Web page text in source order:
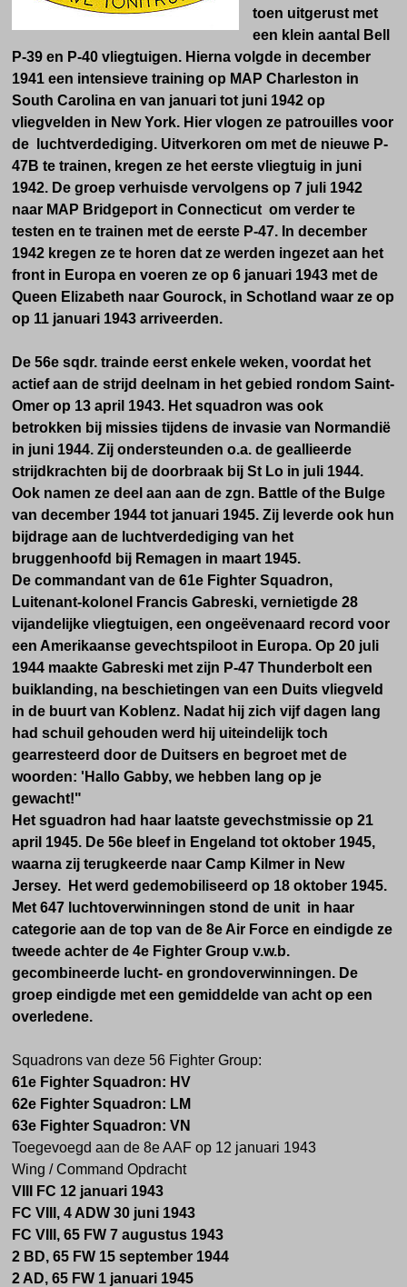
toen uitgerust met
een klein aantal Bell
P-39 en P-40 vliegtuigen. Hierna volgde in december
1941 een intensieve training op MAP Charleston in
South Carolina en van januari tot juni 1942 op
vliegvelden in New York. Hier vlogen ze patrouilles voor
de luchtverdediging. Uitverkoren om met de nieuwe P-
47B te trainen, kregen ze het eerste vliegtuig in juni
1942. De groep verhuisde vervolgens op 7 juli 1942
naar MAP Bridgeport in Connecticut om verder te
testen en te trainen met de eerste P-47. In december
1942 kregen ze te horen dat ze werden ingezet aan het
front in Europa en voeren ze op 6 januari 1943 met de
Queen Elizabeth naar Gourock, in Schotland waar ze op
op 11 januari 1943 arriveerden.
De 56e sqdr. trainde eerst enkele weken, voordat het
actief aan de strijd deelnam in het gebied rondom Saint-
Omer op 13 april 1943. Het squadron was ook
betrokken bij missies tijdens de invasie van Normandië
in juni 1944. Zij ondersteunden o.a. de geallieerde
strijdkrachten bij de doorbraak bij St Lo in juli 1944.
Ook namen ze deel aan aan de zgn. Battle of the Bulge
van december 1944 tot januari 1945. Zij leverde ook hun
bijdrage aan de luchtverdediging van het
bruggenhoofd bij Remagen in maart 1945.
De commandant van de 61e Fighter Squadron,
Luitenant-kolonel Francis Gabreski, vernietigde 28
vijandelijke vliegtuigen, een ongeëvenaard record voor
een Amerikaanse gevechtspiloot in Europa. Op 20 juli
1944 maakte Gabreski met zijn P-47 Thunderbolt een
buiklanding, na beschietingen van een Duits vliegveld
in de buurt van Koblenz. Nadat hij zich vijf dagen lang
had schuil gehouden werd hij uiteindelijk toch
gearresteerd door de Duitsers en begroet met de
woorden: 'Hallo Gabby, we hebben lang op je
gewacht!"
Het sguadron had haar laatste gevechstmissie op 21
april 1945. De 56e bleef in Engeland tot oktober 1945,
waarna zij terugkeerde naar Camp Kilmer in New
Jersey. Het werd gedemobiliseerd op 18 oktober 1945.
Met 647 luchtoverwinningen stond de unit in haar
categorie aan de top van de 8e Air Force en eindigde ze
tweede achter de 4e Fighter Group v.w.b.
gecombineerde lucht- en grondoverwinningen. De
groep eindigde met een gemiddelde van acht op een
overledene.
Squadrons van deze 56 Fighter Group:
61e Fighter Squadron: HV
62e Fighter Squadron: LM
63e Fighter Squadron: VN
Toegevoegd aan de 8e AAF op 12 januari 1943
Wing / Command Opdracht
VIII FC 12 januari 1943
FC VIII, 4 ADW 30 juni 1943
FC VIII, 65 FW 7 augustus 1943
2 BD, 65 FW 15 september 1944
2 AD, 65 FW 1 januari 1945